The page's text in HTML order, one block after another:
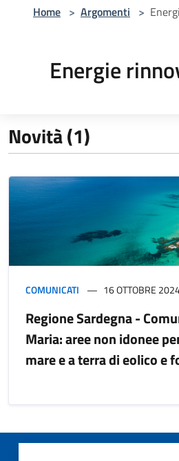
Home > Argomenti >
Energie
Novità (1)
COMUNICATI 16 OTTOBRE
Regione Sardegna -
Maria: aree non idonee
mare e a terra di eolico e